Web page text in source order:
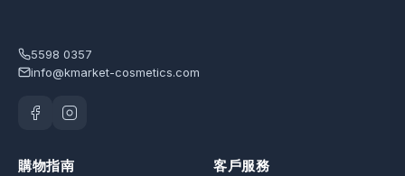
5598 0357
info@kmarket-cosmetics.com
購物指南 客戶服務